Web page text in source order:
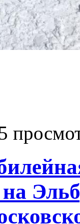
летия Октября.
вершины
поднялись на